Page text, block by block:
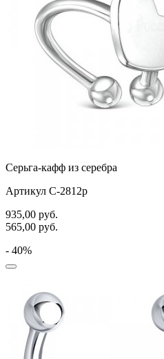
Серьга-кафф из серебра
Артикул С-2812р
935,00 руб.
565,00 руб.
- 40%